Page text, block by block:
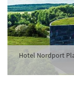
Hotel Nordport
Ich habe die
genommen.
Anmelden